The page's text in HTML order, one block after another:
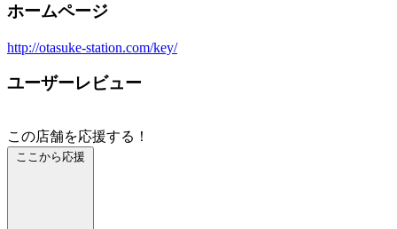
ホームページ
http://otasuke-station.com/key/
ユーザーレビュー
この店舗を応援する！
ここから応援